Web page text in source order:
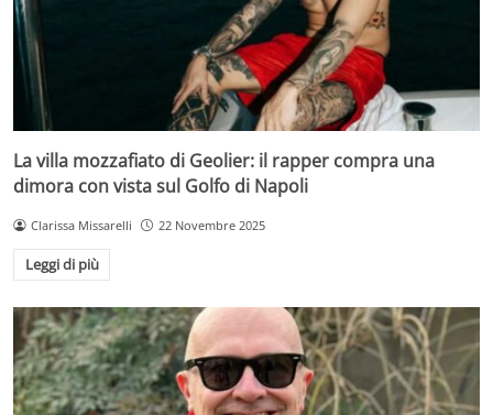
La villa mozzafiato di Geolier: il rapper compra una
dimora con vista sul Golfo di Napoli
Clarissa Missarelli 22 Novembre 2025
Leggi di più